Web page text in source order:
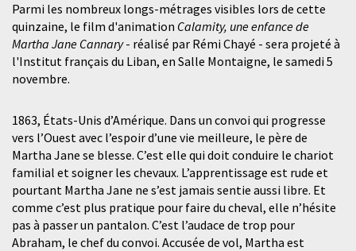
Parmi les nombreux longs-métrages visibles lors de cette
quinzaine, le film d'animation Calamity, une enfance de
Martha Jane Cannary- réalisé par Rémi Chayé - sera projeté à
l'Institut français du Liban, en Salle Montaigne, le samedi 5
novembre.
1863, États-Unis d’Amérique. Dans un convoi qui progresse
vers l’Ouest avec l’espoir d’une vie meilleure, le père de
Martha Jane se blesse. C’est elle qui doit conduire le chariot
familial et soigner les chevaux. L’apprentissage est rude et
pourtant Martha Jane ne s’est jamais sentie aussi libre. Et
comme c’est plus pratique pour faire du cheval, elle n’hésite
pas à passer un pantalon. C’est l’audace de trop pour
Abraham, le chef du convoi. Accusée de vol, Martha est